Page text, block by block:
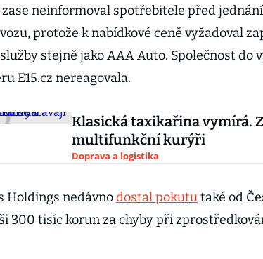
zase neinformoval spotřebitele před
protože k nabídkové ceně vyžadoval
stejně jako AAA Auto. Společnost do
E15.cz nereagovala.
Klasická taxikařina vymírá.
multifunkční kurýři
Doprava a logistika
Holdings nedávnodostal pokututaké od
300 tisíc korun za chyby při